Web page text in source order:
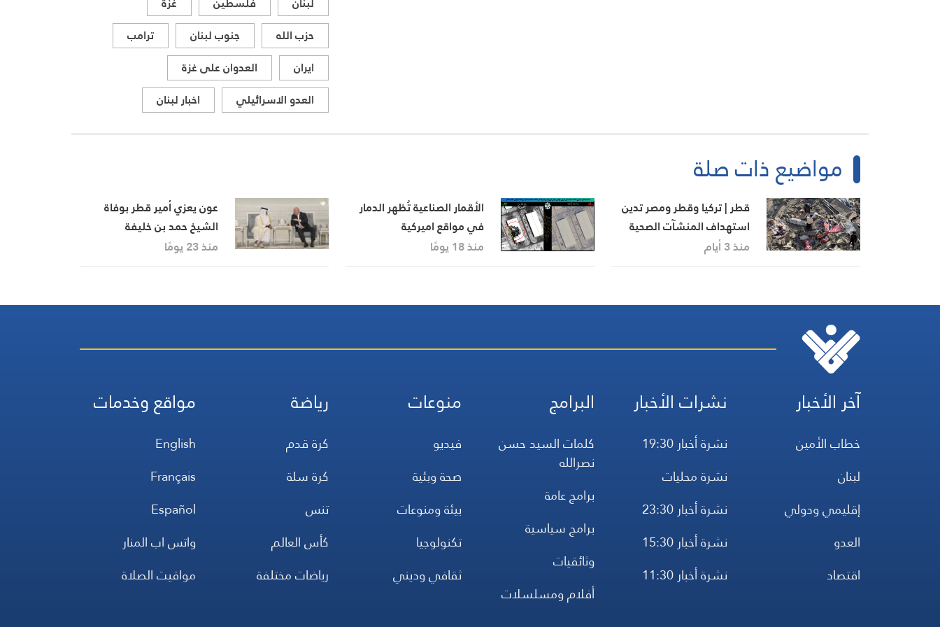
ذات الصلة بالشأنين الداخلي
والإقليمي
حزب الله
جنوب لبنان
ترامب
ايران
العدوان على غزة
العدو الاسرائيلي
اخبار لبنان
مواضيع ذات صلة
قطر | تركيا وقطر ومصر تدين
استهداف المنشآت الصحية
في غزة وتدعو “إسرائيل” إلى
منذ 3 أيام
الأقمار الصناعية تُظهر الدمار
في مواقع اميركية
منذ 18 يومًا
عون يعزي أمير قطر بوفاة
الشيخ حمد بن خليفة
منذ 23 يومًا
آخر الأخبار
خطاب الأمين
لبنان
إقليمي ودولي
العدو
اقتصاد
نشرات الأخبار
نشرة أخبار 19:30
نشرة محليات
نشرة أخبار 23:30
نشرة أخبار 15:30
نشرة أخبار 11:30
البرامج
كلمات السيد حسن
نصرالله
برامج عامة
برامج سياسية
وثائقيات
أفلام ومسلسلات
منوعات
فيديو
صحة وبئية
بيئة ومنوعات
تكنولوجيا
ثقافي وديني
رياضة
كرة قدم
كرة سلة
تنس
كأس العالم
رياضات مختلفة
مواقع وخدمات
English
Français
Español
واتس اب المنار
مواقيت الصلاة